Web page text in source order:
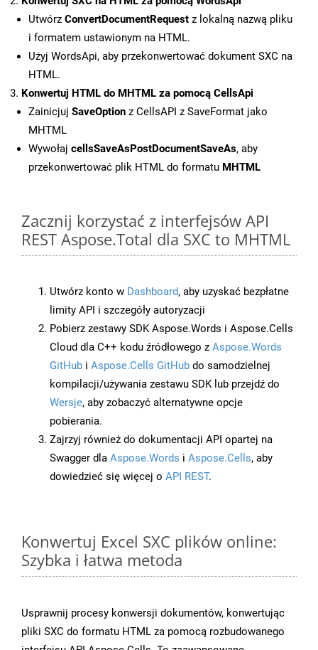
Utwórz ConvertDocumentRequest z lokalną nazwą pliku
i formatem ustawionym na HTML.
Użyj WordsApi, aby przekonwertować dokument SXC na
HTML.
Konwertuj HTML do MHTML za pomocą CellsApi
Zainicjuj SaveOption z CellsAPI z SaveFormat jako
MHTML
Wywołaj cellsSaveAsPostDocumentSaveAs, aby
przekonwertować plik HTML do formatu MHTML
Zacznij korzystać z interfejsów API
REST Aspose.Total dla SXC to MHTML
Utwórz konto w Dashboard, aby uzyskać bezpłatne
limity API i szczegóły autoryzacji
Pobierz zestawy SDK Aspose.Words i Aspose.Cells
Cloud dla C++ kodu źródłowego z Aspose.Words
GitHub i Aspose.Cells GitHub do samodzielnej
kompilacji/używania zestawu SDK lub przejdź do
Wersje, aby zobaczyć alternatywne opcje
pobierania.
Zajrzyj również do dokumentacji API opartej na
Swagger dla Aspose.Words i Aspose.Cells, aby
dowiedzieć się więcej o API REST.
Konwertuj Excel SXC plików online:
Szybka i łatwa metoda
Usprawnij procesy konwersji dokumentów, konwertując
pliki SXC do formatu HTML za pomocą rozbudowanego